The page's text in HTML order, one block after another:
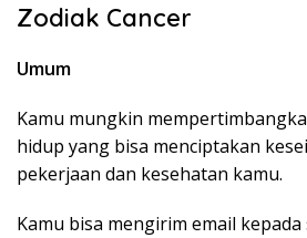
Zodiak Cancer
Umum
Kamu mungkin
hidup yang bisa menciptakan
pekerjaan dan kesehatan kamu.
Kamu bisa mengirim email